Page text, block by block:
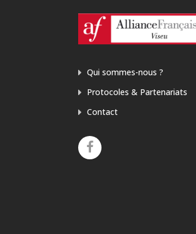
Qui sommes-nous ?
Protocoles & Partenariats
Contact